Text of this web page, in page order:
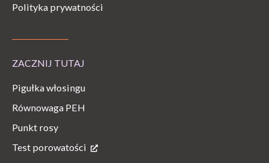
Polityka prywatności
ZACZNIJ TUTAJ
Pigułka włosingu
Równowaga PEH
Punkt rosy
Test porowatości